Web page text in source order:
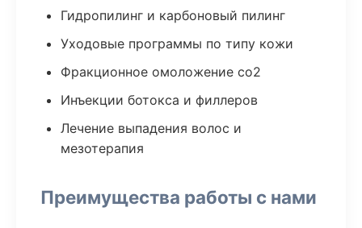
Гидропилинг и карбоновый пилинг
Уходовые программы по типу кожи
Фракционное омоложение co2
Инъекции ботокса и филлеров
Лечение выпадения волос и
мезотерапия
Преимущества работы с нами